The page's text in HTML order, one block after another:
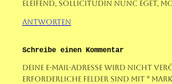
eleifend, sollicitudin nunc eget,
Antworten
Schreibe einen Kommentar
Deine E-Mail-Adresse wird nicht
Erforderliche Felder sind mit *